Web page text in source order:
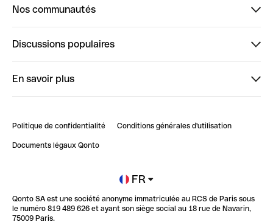
Nos communautés
ClubQonto
Discussions populaires
Impact de l'IA sur les carrières/productivité
En savoir plus
Blog
Newsroom
Glossaire finance
Politique de confidentialité Conditions générales d'utilisation
Documents légaux Qonto
FR
Qonto SA est une société anonyme immatriculée au RCS de Paris sous
le numéro 819 489 626 et ayant son siège social au 18 rue de Navarin,
75009 Paris.